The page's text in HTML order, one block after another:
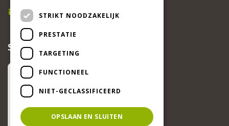
E-mail
info@beekertuincentrum.nl
SCHRIJF EEN RECENSIE EN WIN!
STRIKT NOODZAKELIJK
PRESTATIE
TARGETING
FUNCTIONEEL
NIET-GECLASSIFICEERD
OPSLAAN EN SLUITEN